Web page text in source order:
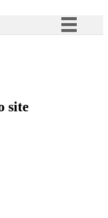
à informação
site